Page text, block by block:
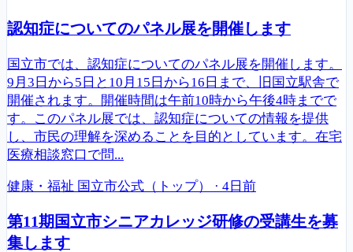
認知症についてのパネル展を開催します
国立市では、認知症についてのパネル展を開催します。
9月3日から5日と10月15日から16日まで、旧国立駅舎で
開催されます。開催時間は午前10時から午後4時までで
す。このパネル展では、認知症についての情報を提供
し、市民の理解を深めることを目的としています。在宅
医療相談窓口で問...
健康・福祉 国立市公式（トップ） · 4日前
第11期国立市シニアカレッジ研修の受講生を募
集します